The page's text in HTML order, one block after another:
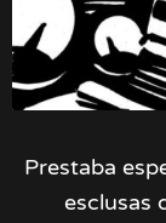
Prestaba
esclusas